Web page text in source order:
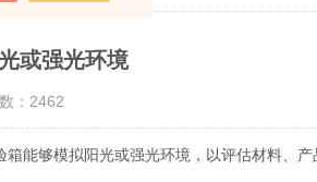
或强光环境
：2462
能够模拟阳光或强光环境，以评估材料、产